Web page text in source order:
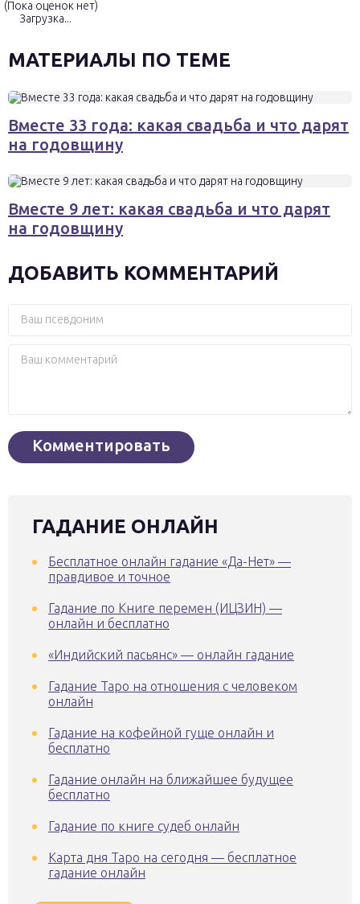
(Пока оценок нет)
Загрузка...
МАТЕРИАЛЫ ПО ТЕМЕ
Вместе 33 года: какая свадьба и что дарят
на годовщину
Вместе 9 лет: какая свадьба и что дарят
на годовщину
ДОБАВИТЬ КОММЕНТАРИЙ
ГАДАНИЕ ОНЛАЙН
Бесплатное онлайн гадание «Да-Нет» —
правдивое и точное
Гадание по Книге перемен (ИЦЗИН) —
онлайн и бесплатно
«Индийский пасьянс» — онлайн гадание
Гадание Таро на отношения с человеком
онлайн
Гадание на кофейной гуще онлайн и
бесплатно
Гадание онлайн на ближайшее будущее
бесплатно
Гадание по книге судеб онлайн
Карта дня Таро на сегодня — бесплатное
гадание онлайн